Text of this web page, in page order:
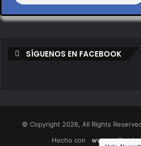
SÍGUENOS EN FACEBOOK
© Copyright 2026, All Rights
Hecho con